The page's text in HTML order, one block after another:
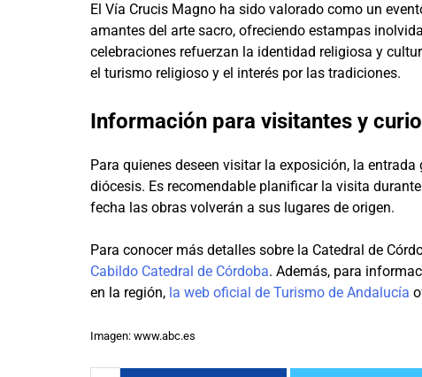
El Vía Crucis Magno ha sido valorado como un
amantes del arte sacro, ofreciendo estampas
celebraciones refuerzan la identidad religiosa y
el turismo religioso y el interés por las tradiciones.
Información para visitantes y
Para quienes deseen visitar la exposición, la
diócesis. Es recomendable planificar la visita
fecha las obras volverán a sus lugares de origen.
Para conocer más detalles sobre la Catedral de
Cabildo Catedral de Córdoba. Además, para
en la región, la web oficial de Turismo de Andalucía
Imagen: www.abc.es